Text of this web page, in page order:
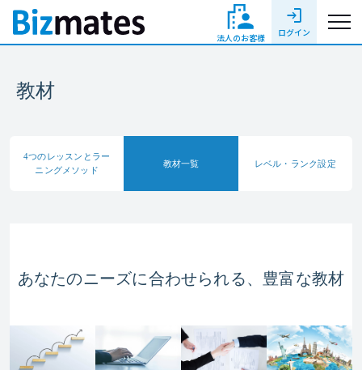
法人のお客様 ログイン
login
教材
4つのレッスンと ラー
ニングメソッド
教材一覧 レベル・ランク設定
あなたのニーズに合わせられる、豊富な教材